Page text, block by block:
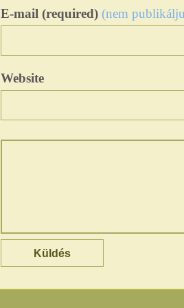
E-mail (required) (nem
Website